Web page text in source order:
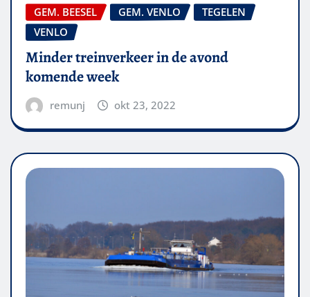
GEM. BEESEL GEM. VENLO
TEGELEN
VENLO
Minder treinverkeer in de avond
komende week
remunj okt 23, 2022